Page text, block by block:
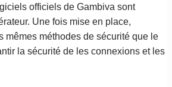
officiels de Gambiva sont
Une fois mise en place,
mêmes méthodes de sécurité que le
la sécurité de les connexions et les